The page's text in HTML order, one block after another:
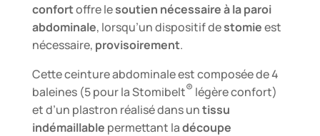
confortoffre lesoutien nécessaire à la paroi
abdominale, lorsqu’un dispositif destomieest
nécessaire, provisoirement.
Cette ceinture abdominale est composée de 4
baleines (5 pour la Stomibelt® légère confort)
et d’un plastron réalisé dans untissu
indémaillable permettant ladécoupe